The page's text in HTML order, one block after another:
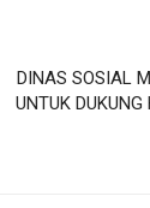
DINAS SOSIAL
UNTUK